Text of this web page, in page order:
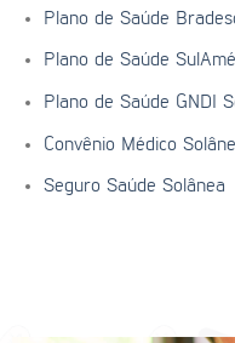
Plano de Saúde
Plano de Saúde
Plano de Saúde GNDI
Convênio Médico
Seguro Saúde Solânea